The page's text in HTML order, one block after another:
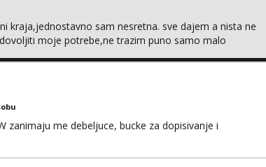
kraja,jednostavno sam nesretna. sve dajem a nista ne
moje potrebe,ne trazim puno samo malo
zanimaju me debeljuce, bucke za dopisivanje i